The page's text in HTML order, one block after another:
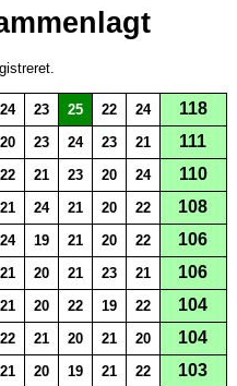
24 23 25 22 24 118
20 23 24 23 21 111
22 21 23 20 24 110
21 24 21 20 22 108
24 19 21 20 22 106
21 20 21 23 21 106
21 20 22 19 22 104
22 21 20 21 20 104
21 20 19 21 22 103